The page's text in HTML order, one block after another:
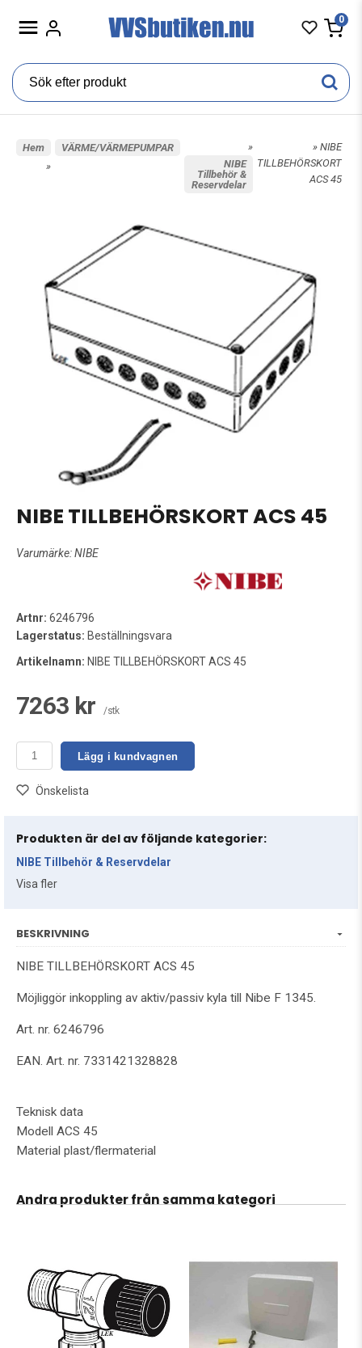
0
Hem
»
VÄRME/VÄRMEPUMPAR
»
NIBE
Tillbehör &
Reservdelar
» NIBE
TILLBEHÖRSKORT
ACS 45
NIBE TILLBEHÖRSKORT ACS 45
Varumärke:NIBE
Artnr: 6246796
Lagerstatus: Beställningsvara
Artikelnamn: NIBE TILLBEHÖRSKORT ACS 45
7263 kr /stk
Lägg i kundvagnen
Önskelista
Produkten är del av följande kategorier:
NIBE Tillbehör & Reservdelar
Visa fler
BESKRIVNING
NIBE TILLBEHÖRSKORT ACS 45
Möjliggör inkoppling av aktiv/passiv kyla till Nibe F 1345.
Art. nr. 6246796
EAN. Art. nr. 7331421328828
Teknisk data
Modell ACS 45
Material plast/flermaterial
Andra produkter från samma kategori